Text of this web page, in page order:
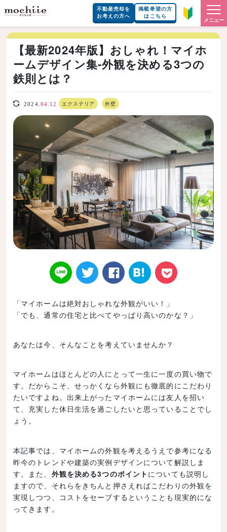
不動産売却を
お考えの方へ
掲載希望の方
はこちら
メニュー
【最新2024年版】おしゃれ！マイホ
ームデザイン集-外観を決める3つの
鉄則とは？
2024. 04.12 エクステリア 外壁
LINE Twitt
er
Face
book
はてなブ
ックマー
ク
Poke
t
「マイホームは絶対おしゃれな外観がいい！」
「でも、通常の住宅と比べてやっぱり高いのかな？」
あなたは今、そんなことを考えていませんか？
マイホームはほとんどの人にとって一生に一度の買い物で
す。だからこそ、せっかくなら外観にも徹底的にこだわり
たいですよね。出来上がったマイホームには友人を招い
て、充実した休日生活を過ごしたいと思っていることでし
ょう。
本記事では、マイホームの外観を考えるうえで参考になる
昨今のトレンドや建築の実例デザインについて解説しま
す。また、 外観を決める3つのポイント についても説明し
ますので、それらをきちんと押さえればこだわりの外観を
実現しつつ、コストをセーブするということも現実的にな
ってきます。